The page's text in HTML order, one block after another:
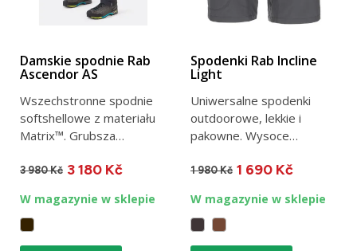
Damskie spodnie Rab
Ascendor AS
Wszechstronne spodnie
softshellowe z materiału
Matrix™. Grubsza
do...
3 980 Kč 3 180 Kč
W magazynie w sklepie
Spodenki Rab Incline
Light
Uniwersalne spodenki
outdoorowe, lekkie i
pakowne. Wysoce
doskonale...
1 980 Kč 1 690 Kč
W magazynie w sklepie